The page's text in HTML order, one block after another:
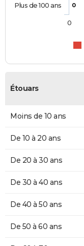
0
Plus de 100 ans
0
Étouars
Moins de 10 ans
De 10 à 20 ans
De 20 à 30 ans
De 30 à 40 ans
De 40 à 50 ans
De 50 à 60 ans